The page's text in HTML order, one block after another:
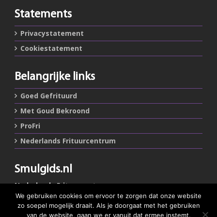
Statements
Privacystatement
Cookiestatement
Belangrijke links
Goed Gefrituurd
Met Goud Bekroond
ProFri
Nederlands Frituurcentrum
Smulgids.nl
Nederlands Frituurcentrum
Blaarthemseweg 72
5502 JW Veldhoven
We gebruiken cookies om ervoor te zorgen dat onze website
zo soepel mogelijk draait. Als je doorgaat met het gebruiken
van de website, gaan we er vanuit dat ermee instemt.